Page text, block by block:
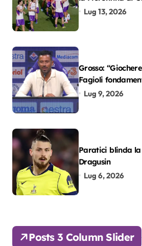
Lug 13, 2026
Grosso:
Fagioli
colpo”
Lug 9, 2026
Paratici blinda
Dragusin
Lug 6, 2026
Posts 3 Column Slider